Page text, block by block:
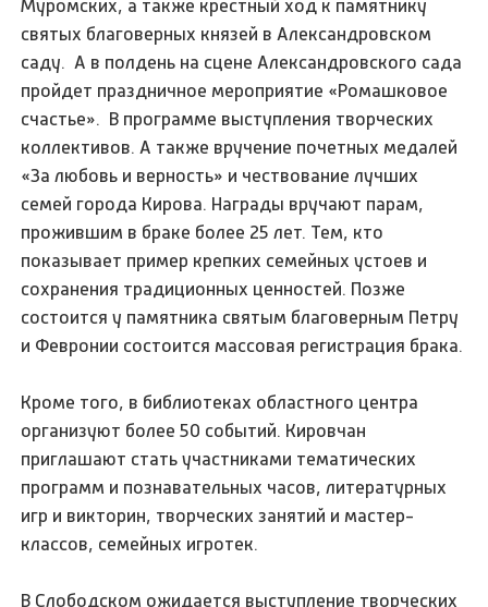
Муромских, а также крестный ход к памятнику
святых благоверных князей в Александровском
саду. А в полдень на сцене Александровского сада
пройдет праздничное мероприятие «Ромашковое
счастье». В программе выступления творческих
коллективов. А также вручение почетных медалей
«За любовь и верность» и чествование лучших
семей города Кирова. Награды вручают парам,
прожившим в браке более 25 лет. Тем, кто
показывает пример крепких семейных устоев и
сохранения традиционных ценностей. Позже
состоится у памятника святым благоверным Петру
и Февронии состоится массовая регистрация брака.
Кроме того, в библиотеках областного центра
организуют более 50 событий. Кировчан
приглашают стать участниками тематических
программ и познавательных часов, литературных
игр и викторин, творческих занятий и мастер-
классов, семейных игротек.
В Слободском ожидается выступление творческих